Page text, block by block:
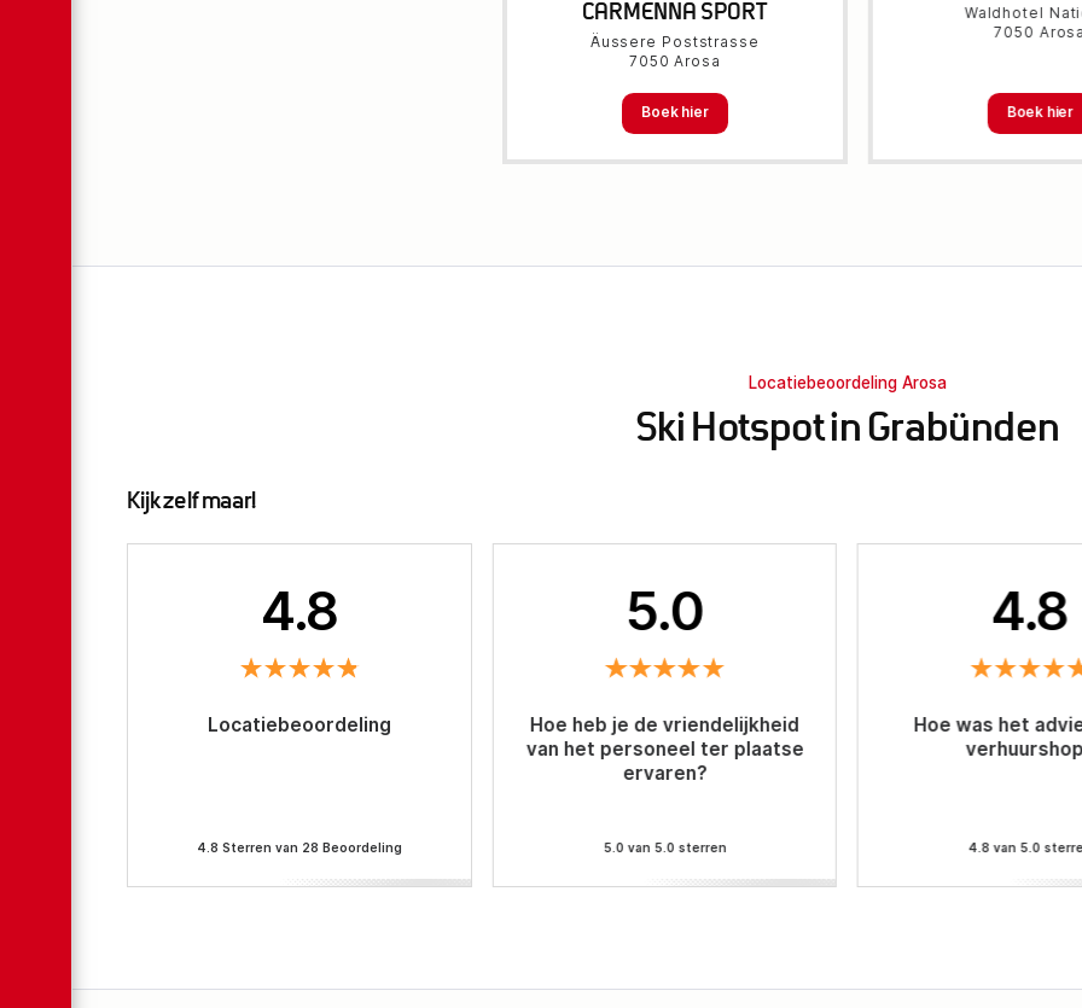
CARMENNA SPORT
Äussere Poststrasse
7050 Arosa
Boek hier
Waldhotel
7050
Boek hier
Locatiebeoordeling Arosa
Ski Hotspot in Grabünden
Kijk zelf maar!
4.8
Locatiebeoordeling
4.8 Sterren van 28 Beoordeling
5.0
Hoe heb je de vriendelijkheid
van het personeel ter plaatse
ervaren?
5.0 van 5.0 sterren
4.8
Hoe was het
4.8 van 5.0